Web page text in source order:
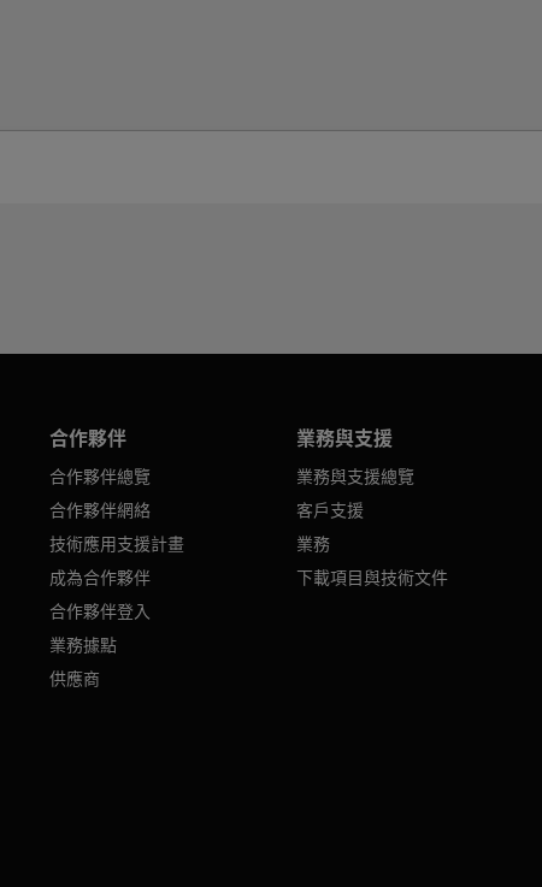
合作夥伴
合作夥伴總覽
合作夥伴網絡
技術應用支援計畫
成為合作夥伴
合作夥伴登入
業務據點
供應商
業務與支援
業務與支援總覽
客戶支援
業務
下載項目與技術文件